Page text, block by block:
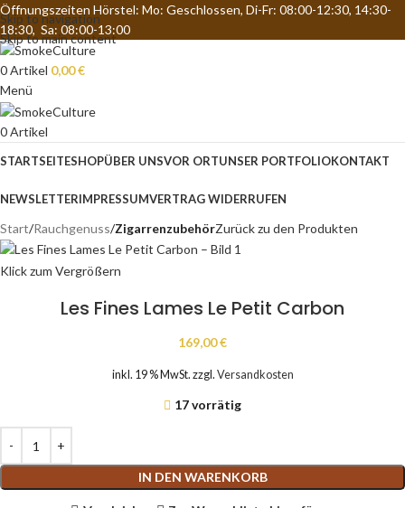
Skip to navigation
Skip to main content
Öffnungszeiten Hörstel: Mo: Geschlossen, Di-Fr: 08:00-12:30, 14:30-
18:30, Sa: 08:00-13:00
0Artikel 0,00€
Menü
0Artikel
STARTSEITESHOPÜBER UNSVOR ORTUNSER PORTFOLIOKONTAKT
NEWSLETTERIMPRESSUMVERTRAG WIDERRUFEN
Start Rauchgenuss ZigarrenzubehörZurück zu den Produkten
Klick zum Vergrößern
Les Fines Lames Le Petit Carbon
169,00€
inkl. 19 % MwSt. zzgl. Versandkosten
17 vorrätig
IN DEN WARENKORB